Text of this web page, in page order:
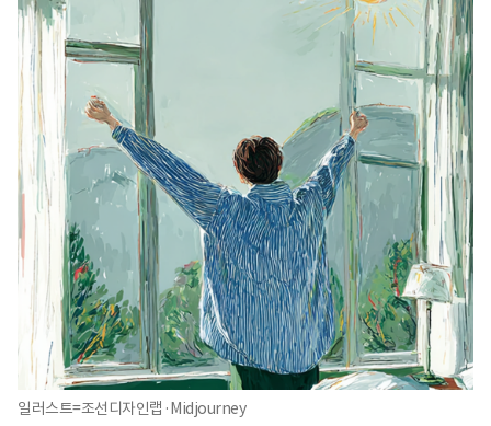
일러스트=조선디자인랩·Midjourney